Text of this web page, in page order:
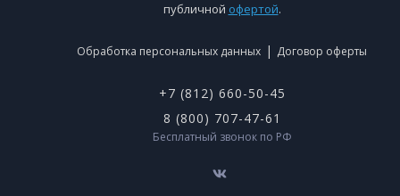
публичной офертой.
Обработка персональных данных | Договор оферты
+7 (812) 660-50-45
8 (800) 707-47-61
Бесплатный звонок по РФ